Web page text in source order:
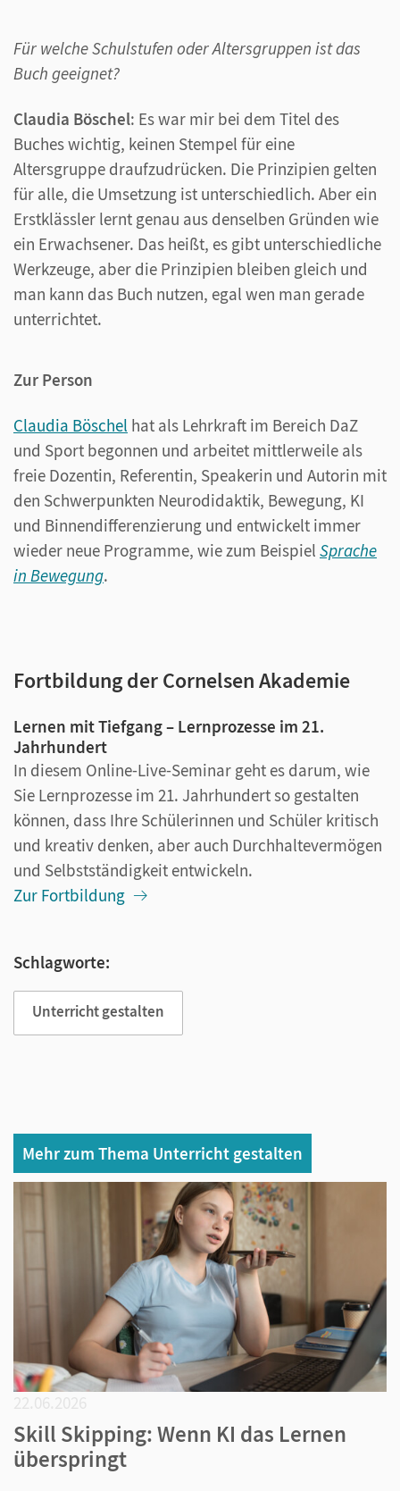
Für welche Schulstufen oder Altersgruppen ist das
Buch geeignet?
Claudia Böschel: Es war mir bei dem Titel des
Buches wichtig, keinen Stempel für eine
Altersgruppe draufzudrücken. Die Prinzipien gelten
für alle, die Umsetzung ist unterschiedlich. Aber ein
Erstklässler lernt genau aus denselben Gründen wie
ein Erwachsener. Das heißt, es gibt unterschiedliche
Werkzeuge, aber die Prinzipien bleiben gleich und
man kann das Buch nutzen, egal wen man gerade
unterrichtet.
Zur Person
Claudia Böschel hat als Lehrkraft im Bereich DaZ
und Sport begonnen und arbeitet mittlerweile als
freie Dozentin, Referentin, Speakerin und Autorin mit
den Schwerpunkten Neurodidaktik, Bewegung, KI
und Binnendifferenzierung und entwickelt immer
wieder neue Programme, wie zum Beispiel Sprache
in Bewegung.
Fortbildung der Cornelsen Akademie
Lernen mit Tiefgang – Lernprozesse im 21.
Jahrhundert
In diesem Online-Live-Seminar geht es darum, wie
Sie Lernprozesse im 21. Jahrhundert so gestalten
können, dass Ihre Schülerinnen und Schüler kritisch
und kreativ denken, aber auch Durchhaltevermögen
und Selbstständigkeit entwickeln.
Zur Fortbildung
Schlagworte:
Unterricht gestalten
Mehr zum Thema Unterricht gestalten
Skill Skipping: Wenn KI das Lernen
überspringt